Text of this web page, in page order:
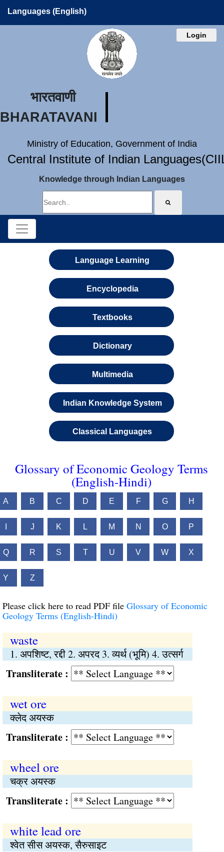
Languages (English)
Login
भारतवाणी
BHARATAVANI
Ministry of Education, Government of India
Central Institute of Indian
Knowledge through Indian Languages
Language Learning
Encyclopedia
Textbooks
Dictionary
Multimedia
Indian Knowledge System
Classical Languages
Glossary of Economic Geology Terms
(English-Hindi)
A B C D E F G H
J K L M N O P
Q R S T U V W X
Y Z
Please click here to read PDF file Glossary of Economic
Geology Terms (English-Hindi)
waste
1. अपशिष्ट, रद्दी 2. अपरद 3. व्यर्थ (भूमि) 4. उत्सर्ग
:
wet ore
क्लेद अयस्क
:
wheel ore
चक्र अयस्क
:
white lead ore
श्वेत सीस अयस्क, सैरुसाइट